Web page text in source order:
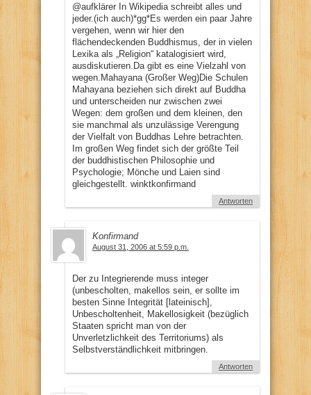
@aufklärer In Wikipedia schreibt alles und
jeder.(ich auch)*gg*Es werden ein paar Jahre
vergehen, wenn wir hier den
flächendeckenden Buddhismus, der in vielen
Lexika als „Religion“ katalogisiert wird,
ausdiskutieren.Da gibt es eine Vielzahl von
wegen.Mahayana (Großer Weg)Die Schulen
Mahayana beziehen sich direkt auf Buddha
und unterscheiden nur zwischen zwei
Wegen: dem großen und dem kleinen, den
sie manchmal als unzulässige Verengung
der Vielfalt von Buddhas Lehre betrachten.
Im großen Weg findet sich der größte Teil
der buddhistischen Philosophie und
Psychologie; Mönche und Laien sind
gleichgestellt. winktkonfirmand
Antworten
Konfirmand
August 31, 2006 at 5:59 p.m.
Der zu Integrierende muss integer
(unbescholten, makellos sein, er sollte im
besten Sinne Integrität [lateinisch],
Unbescholtenheit, Makellosigkeit (bezüglich
Staaten spricht man von der
Unverletzlichkeit des Territoriums) als
Selbstverständlichkeit mitbringen.
Antworten